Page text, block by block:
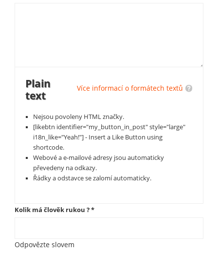
Více informací o formátech textů
Plain
text
Nejsou povoleny HTML značky.
[likebtn identifier="my_button_in_post" style="large"
i18n_like="Yeah!"] - Insert a Like Button using
shortcode.
Webové a e-mailové adresy jsou automaticky
převedeny na odkazy.
Řádky a odstavce se zalomí automaticky.
Kolik má člověk rukou ?*
Odpovězte slovem